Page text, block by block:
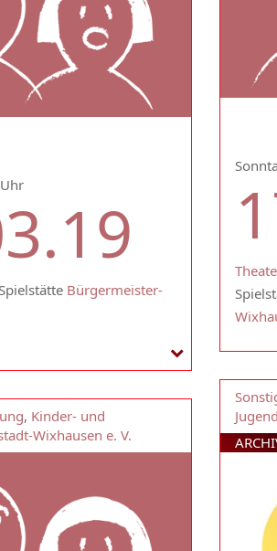
Bürgermeister-
, Kinder- und
Wixhausen e. V.